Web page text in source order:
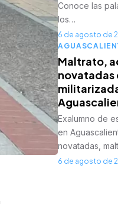
Conoce las
los…
6 de agosto de
Maltrato,
novatadas
Exalumno de
en
novatadas,
6 de agosto de